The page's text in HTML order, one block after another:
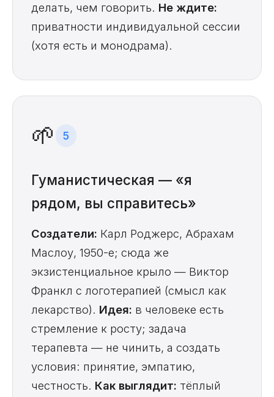
делать, чем говорить. Не ждите:
приватности индивидуальной сессии
(хотя есть и монодрама).
🌱 5
Гуманистическая — «я
рядом, вы справитесь»
Создатели: Карл Роджерс, Абрахам
Маслоу, 1950-е; сюда же
экзистенциальное крыло — Виктор
Франкл с логотерапией (смысл как
лекарство). Идея: в человеке есть
стремление к росту; задача
терапевта — не чинить, а создать
условия: принятие, эмпатию,
честность. Как выглядит: тёплый